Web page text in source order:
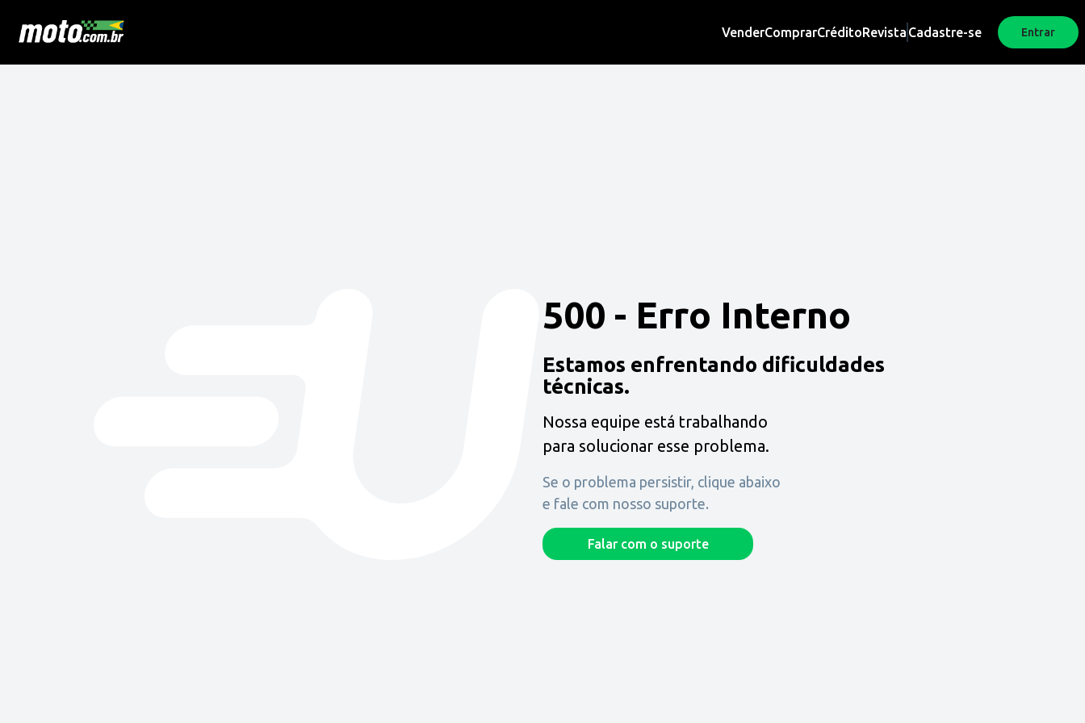
VenderComprarCréditoRevista Cadastre-se Entrar
500 - Erro Interno
Estamos enfrentando dificuldades
técnicas.
Nossa equipe está trabalhando
para solucionar esse problema.
Se o problema persistir, clique abaixo
e fale com nosso suporte.
Falar com o suporte